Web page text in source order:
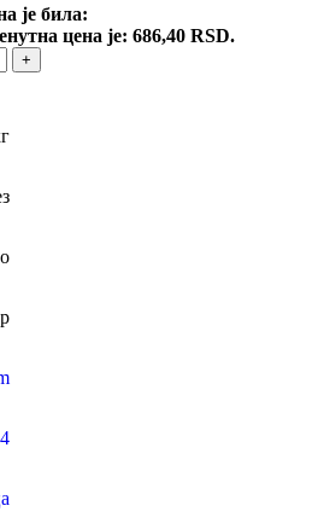
је била:
цена је: 686,40 RSD.
+